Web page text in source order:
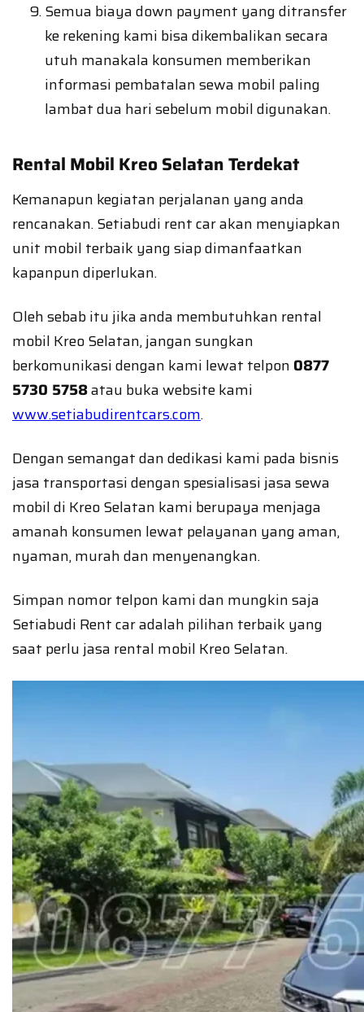
Semua biaya down payment yang ditransfer
ke rekening kami bisa dikembalikan secara
utuh manakala konsumen memberikan
informasi pembatalan sewa mobil paling
lambat dua hari sebelum mobil digunakan.
Rental Mobil Kreo Selatan Terdekat
Kemanapun kegiatan perjalanan yang anda
rencanakan. Setiabudi rent car akan menyiapkan
unit mobil terbaik yang siap dimanfaatkan
kapanpun diperlukan.
Oleh sebab itu jika anda membutuhkan rental
mobil Kreo Selatan, jangan sungkan
berkomunikasi dengan kami lewat telpon 0877
5730 5758atau buka website kami
www.setiabudirentcars.com.
Dengan semangat dan dedikasi kami pada bisnis
jasa transportasi dengan spesialisasi jasa sewa
mobil di Kreo Selatan kami berupaya menjaga
amanah konsumen lewat pelayanan yang aman,
nyaman, murah dan menyenangkan.
Simpan nomor telpon kami dan mungkin saja
Setiabudi Rent car adalah pilihan terbaik yang
saat perlu jasa rental mobil Kreo Selatan.